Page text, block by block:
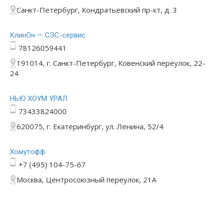
Санкт-Петербург, Кондратьевский пр-кт, д. 3
КлинОн — СЭС-сервис
78126059441
191014, г. Санкт-Петербург, Ковенский переулок, 22-
24
НЬЮ ХОУМ УРАЛ
73433824000
620075, г. Екатеринбург, ул. Ленина, 52/4
Хомутофф
+7 (495) 104-75-67
Москва, Центросоюзный переулок, 21А